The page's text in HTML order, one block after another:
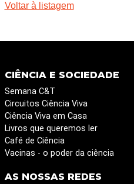
Voltar à listagem
CIÊNCIA E SOCIEDADE
Semana C&T
Circuitos Ciência Viva
Ciência Viva em Casa
Livros que queremos ler
Café de Ciência
Vacinas - o poder da ciência
AS NOSSAS REDES